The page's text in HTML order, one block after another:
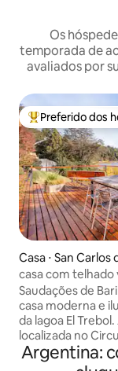
Os
temporada de
avaliados por
Entre os
Preferido dos
Casa ⋅ San Carlos
he
casa com telhado
Saudações de
casa moderna e
da lagoa El
localizada no
30 minutos de
Bariloche.
Argentina: